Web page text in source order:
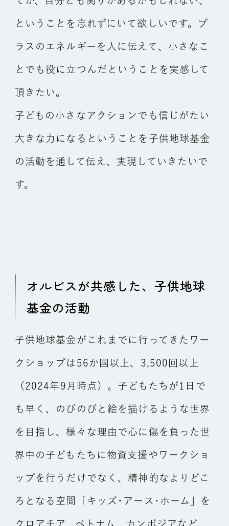
ということを忘れずにいて欲しいです。プ
ラスのエネルギーを人に伝えて、小さなこ
とでも役に立つんだということを実感して
頂きたい。
子どもの小さなアクションでも信じがたい
大きな力になるということを子供地球基金
の活動を通して伝え、実現していきたいで
す。
オルビスが共感した、子供地球
基金の活動
子供地球基金がこれまでに行ってきたワー
クショップは56か国以上、3,500回以上
（2024年9月時点）。子どもたちが1日で
も早く、のびのびと絵を描けるような世界
を目指し、様々な理由で心に傷を負った世
界中の子どもたちに物資支援やワークショ
ップを行うだけでなく、精神的なよりどこ
ろとなる空間「キッズ･アース･ホーム」を
クロアチア、ベトナム、カンボジアなど、